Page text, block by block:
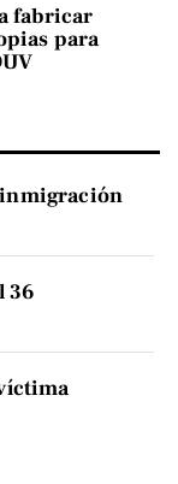
fabricar
para
inmigración
36